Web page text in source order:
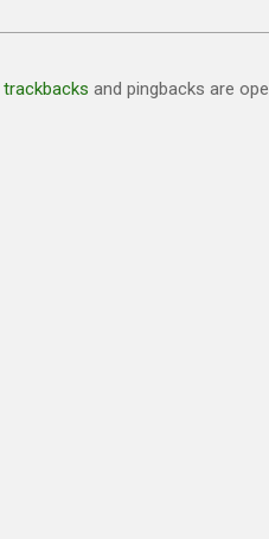
trackbacks and pingbacks are